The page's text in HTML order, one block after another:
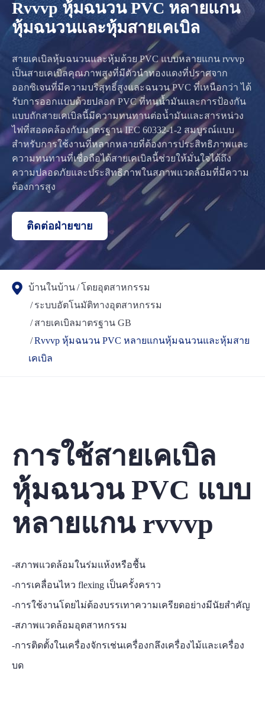
Rvvvp หุ้มฉนวน PVC หลายแกน
หุ้มฉนวนและหุ้มสายเคเบิล
สายเคเบิลหุ้มฉนวนและหุ้มด้วย PVC แบบหลายแกน rvvvp
เป็นสายเคเบิลคุณภาพสูงที่มีตัวนำทองแดงที่ปราศจาก
ออกซิเจนที่มีความบริสุทธิ์สูงและฉนวน PVC ที่เหนือกว่า ได้
รับการออกแบบด้วยปลอก PVC ที่ทนน้ำมันและการป้องกัน
แบบถักสายเคเบิลนี้มีความทนทานต่อน้ำมันและสารหน่วง
ไฟที่สอดคล้องกับมาตรฐาน IEC 60332-1-2 สมบูรณ์แบบ
สำหรับการใช้งานที่หลากหลายที่ต้องการประสิทธิภาพและ
ความทนทานที่เชื่อถือได้สายเคเบิลนี้ช่วยให้มั่นใจได้ถึง
ความปลอดภัยและประสิทธิภาพในสภาพแวดล้อมที่มีความ
ต้องการสูง
ติดต่อฝ่ายขาย
บ้านในบ้าน โดยอุตสาหกรรม
ระบบอัตโนมัติทางอุตสาหกรรม
สายเคเบิลมาตรฐาน GB
Rvvvp หุ้มฉนวน PVC หลายแกนหุ้มฉนวนและหุ้มสาย
เคเบิล
การใช้สายเคเบิล
หุ้มฉนวน PVC แบบ
หลายแกน rvvvp
-สภาพแวดล้อมในร่มแห้งหรือชื้น
-การเคลื่อนไหว flexing เป็นครั้งคราว
-การใช้งานโดยไม่ต้องบรรเทาความเครียดอย่างมีนัยสำคัญ
-สภาพแวดล้อมอุตสาหกรรม
-การติดตั้งในเครื่องจักรเช่นเครื่องกลึงเครื่องไม้และเครื่อง
บด